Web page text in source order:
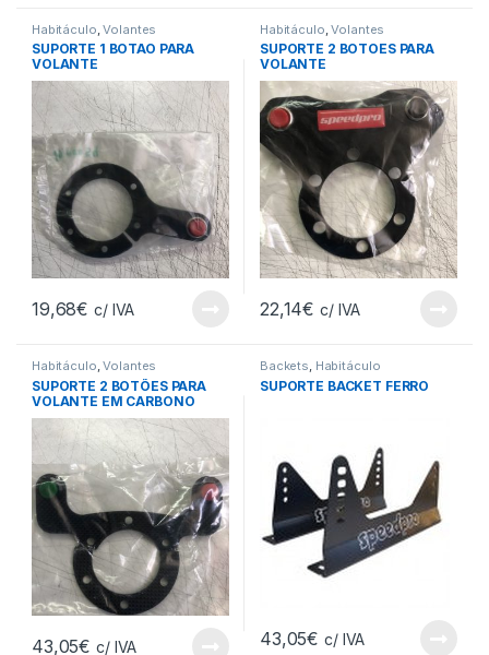
Habitáculo ,Volantes
SUPORTE 1 BOTAO PARA
VOLANTE
19,68€ c/ IVA
Habitáculo ,Volantes
SUPORTE 2 BOTOES PARA
VOLANTE
22,14€ c/ IVA
Habitáculo,Volantes
SUPORTE 2 BOTÕES PARA
VOLANTE EM CARBONO
43,05€ c/ IVA
Backets, Habitáculo
SUPORTE BACKET FERRO
43,05€ c/ IVA